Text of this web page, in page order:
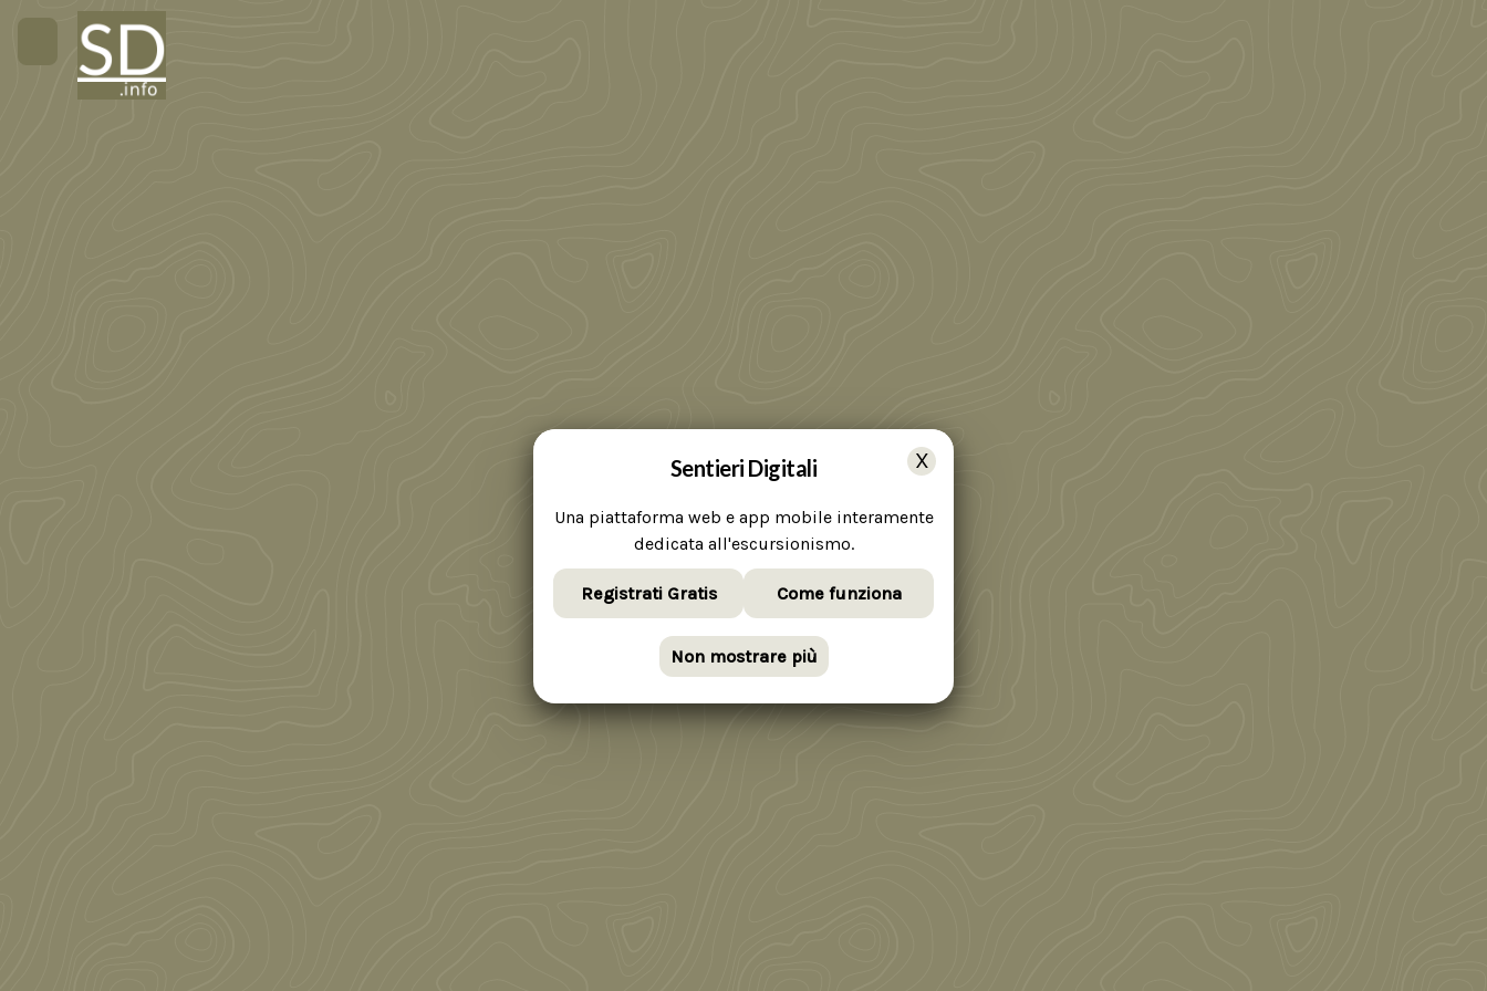
Sentieri Digitali
Una piattaforma web e app mobile interamente
dedicata all'escursionismo.
Registrati Gratis Come funziona
Non mostrare più